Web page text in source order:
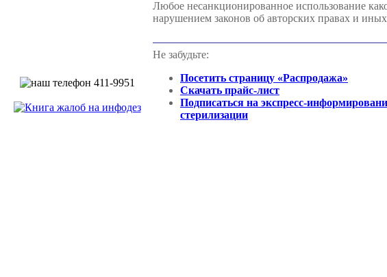
Любое несанкционированное использование
нарушением законов об авторских правах и
Не забудьте:
Посетить страницу «Распродажа»
Скачать прайс-лист
Подписаться на экспресс-
стерилизации